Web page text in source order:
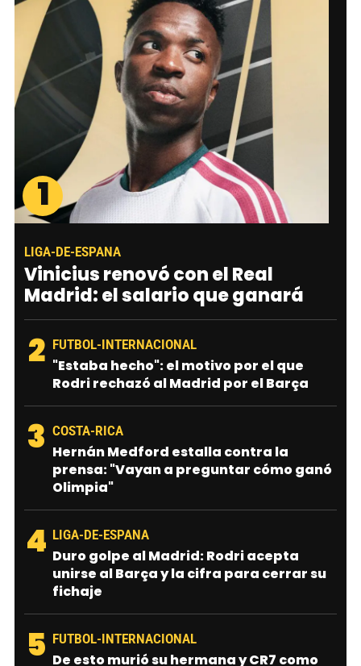
1
LIGA-DE-ESPANA
Vinicius renovó con el Real
Madrid: el salario que ganará
2 FUTBOL-INTERNACIONAL
"Estaba hecho": el motivo por el que
Rodri rechazó al Madrid por el Barça
3 COSTA-RICA
Hernán Medford estalla contra la
prensa: "Vayan a preguntar cómo ganó
Olimpia"
4 LIGA-DE-ESPANA
Duro golpe al Madrid: Rodri acepta
unirse al Barça y la cifra para cerrar su
fichaje
5 FUTBOL-INTERNACIONAL
De esto murió su hermana y CR7 como